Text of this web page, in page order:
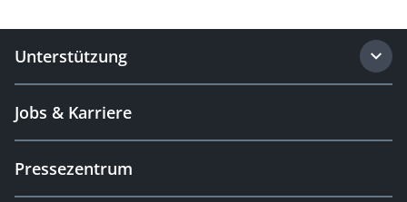
Unterstützung
Jobs & Karriere
Pressezentrum